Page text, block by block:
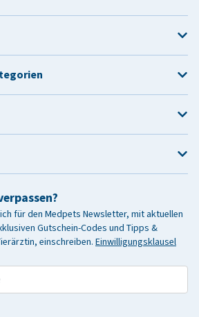
für den Medpets Newsletter, mit aktuellen
Gutschein-Codes und Tipps &
einschreiben. Einwilligungsklausel